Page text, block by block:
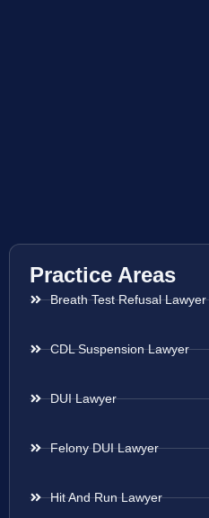
Practice Areas
Breath Test Refusal Lawyer
CDL Suspension Lawyer
DUI Lawyer
Felony DUI Lawyer
Hit And Run Lawyer